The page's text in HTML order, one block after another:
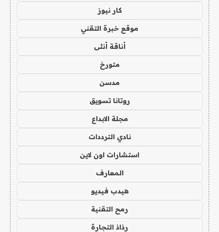
كار نيوز
موقع خبرة التقني
أناقة أنثى
متورخ
مدسن
روتانا تسويق
مجلة الابداع
نادي الترددات
استشارات اون لاين
المعارف
هيدب فيديو
رمح التقنية
رذاذ التجارة